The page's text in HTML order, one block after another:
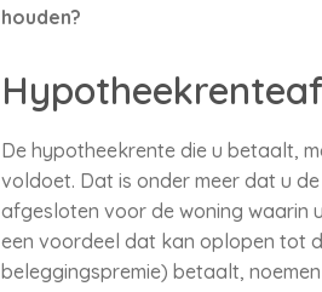
houden?
De hypotheekrente die u betaalt,
voldoet. Dat is onder meer dat u
afgesloten voor de woning waarin
een voordeel dat kan oplopen tot
beleggingspremie) betaalt,